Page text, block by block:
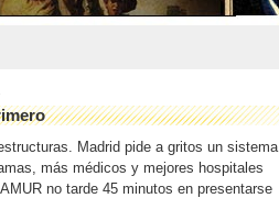
Madrid pide a gritos un sistema
más médicos y mejores hospitales
no tarde 45 minutos en presentarse